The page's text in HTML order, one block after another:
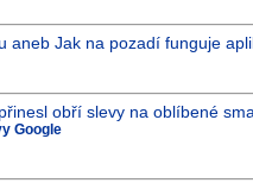
aneb Jak na pozadí funguje
obří slevy na oblíbené
Google